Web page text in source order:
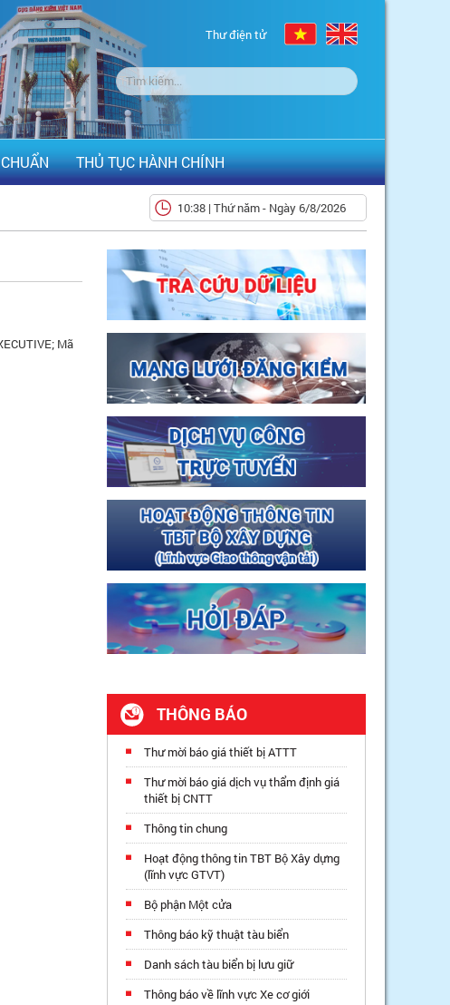
Thư điện tử
THỦ TỤC HÀNH CHÍNH
10:38 | Thứ năm - Ngày 6/8/2026
Mã
THÔNG BÁO
Thư mời báo giá thiết bị ATTT
Thư mời báo giá dịch vụ thẩm định giá
thiết bị CNTT
Thông tin chung
Hoạt động thông tin TBT Bộ Xây dựng
(lĩnh vực GTVT)
Bộ phận Một cửa
Thông báo kỹ thuật tàu biển
Danh sách tàu biển bị lưu giữ
Thông báo về lĩnh vực Xe cơ giới